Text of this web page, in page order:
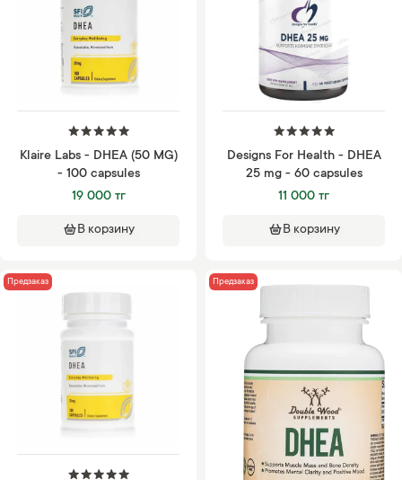
Klaire Labs - DHEA (50 MG)
- 100 capsules
19 000 тг
В корзину
Designs For Health - DHEA
25 mg - 60 capsules
11 000 тг
В корзину
Предзаказ Предзаказ